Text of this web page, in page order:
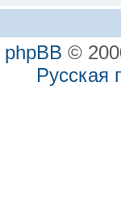
phpBB ©
Русская